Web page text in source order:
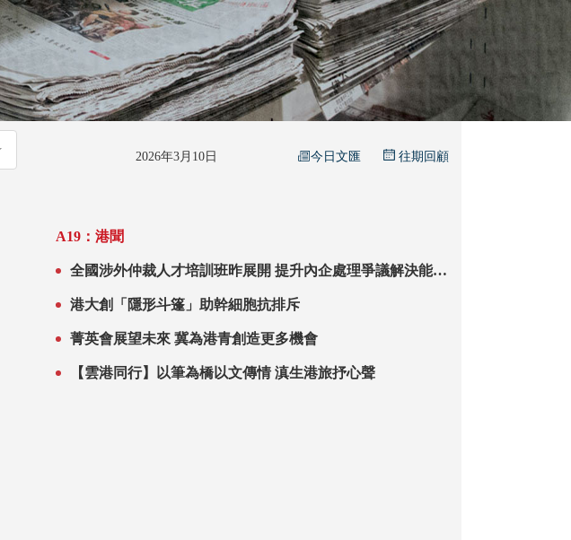
香港文匯報 2026年3月10日 今日文匯 往期回顧
A19：港聞
全國涉外仲裁人才培訓班昨展開 提升內企處理爭議解決能力
港大創「隱形斗篷」助幹細胞抗排斥
菁英會展望未來 冀為港青創造更多機會
【雲港同行】以筆為橋以文傳情 滇生港旅抒心聲